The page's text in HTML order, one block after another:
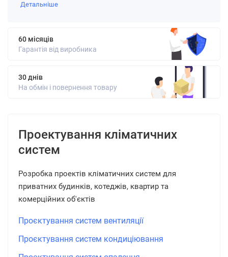
Детальніше
60 місяців
Гарантія від виробника
30 днів
На обмін і повернення товару
Проектування кліматичних
систем
Розробка проектів кліматичних систем для
приватних будинків, котеджів, квартир та
комерційних об'єктів
Проєктування систем вентиляції
Проєктування систем кондиціювання